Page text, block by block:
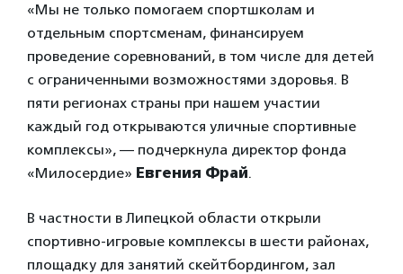
«Мы не только помогаем спортшколам и
отдельным спортсменам, финансируем
проведение соревнований, в том числе для детей
с ограниченными возможностями здоровья. В
пяти регионах страны при нашем участии
каждый год открываются уличные спортивные
комплексы», — подчеркнула директор фонда
«Милосердие» Евгения Фрай.
В частности в Липецкой области открыли
спортивно-игровые комплексы в шести районах,
площадку для занятий скейтбордингом, зал